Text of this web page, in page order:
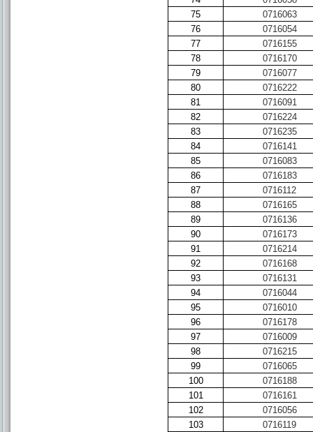
75
0716063
76
0716054
77
0716155
78
0716170
79
0716077
80
0716222
81
0716091
82
0716224
83
0716235
84
0716141
85
0716083
86
0716183
87
0716112
88
0716165
89
0716136
90
0716173
91
0716214
92
0716168
93
0716131
94
0716044
95
0716010
96
0716178
97
0716009
98
0716215
99
0716065
100
0716188
101
0716161
102
0716056
103
0716119